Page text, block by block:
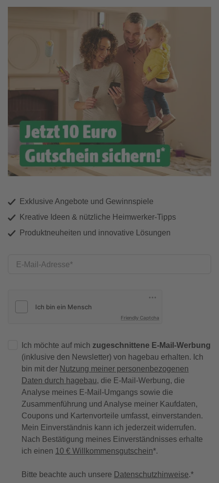
Exklusive Angebote und Gewinnspiele
Kreative Ideen & nützliche Heimwerker-Tipps
Produktneuheiten und innovative Lösungen
E-Mail-Adresse
Friendly Captcha
Ich möchte auf mich zugeschnittene E-Mail-Werbung
(inklusive den Newsletter) von hagebau erhalten. Ich
bin mit der Nutzung meiner personenbezogenen
Daten durch hagebau, die E-Mail-Werbung, die
Analyse meines E-Mail-Umgangs sowie die
Zusammenführung und Analyse meiner Kaufdaten,
Coupons und Kartenvorteile umfasst, einverstanden.
Mein Einverständnis kann ich jederzeit widerrufen.
Nach Bestätigung meines Einverständnisses erhalte
ich einen 10 € Willkommensgutschein*.
Bitte beachte auch unsere Datenschutzhinweise.